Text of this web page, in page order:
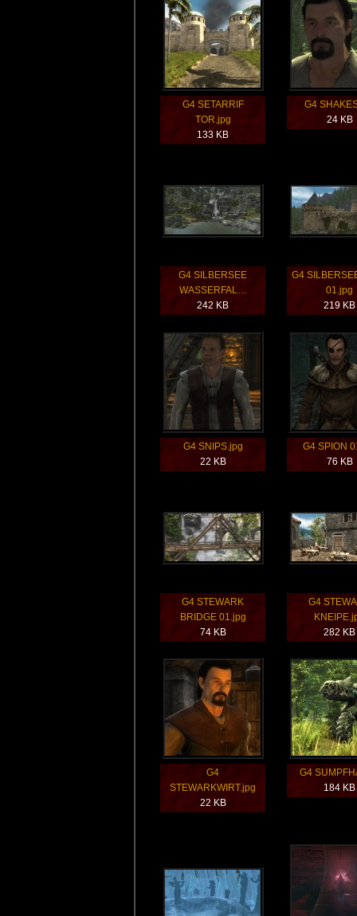
G4 SETARRIF
TOR.jpg
133 KB
G4
24 KB
G4 SILBERSEE
WASSERFAL…
242 KB
G4
01.jpg
219 KB
G4 SNIPS.jpg
22 KB
G4 SPION
76 KB
G4 STEWARK
BRIDGE 01.jpg
74 KB
G4
282 KB
G4
STEWARKWIRT.jpg
22 KB
G4
184 KB